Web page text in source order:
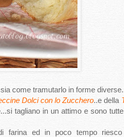
come tramutarlo in forme
Dolci con lo Zucchero..e della
tagliano in un attimo e sono
farina ed in poco tempo